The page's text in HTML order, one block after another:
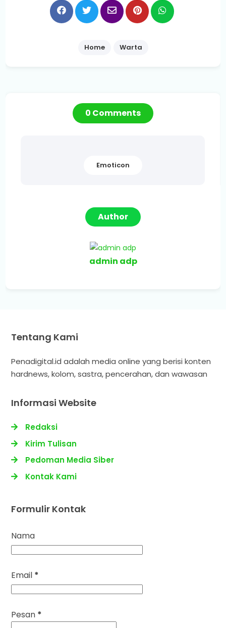
Home Warta
0 Comments
Emoticon
Author
admin adp
Tentang Kami
Penadigital.id adalah media online yang berisi konten
hardnews, kolom, sastra, pencerahan, dan wawasan
Informasi Website
Redaksi
Kirim Tulisan
Pedoman Media Siber
Kontak Kami
Formulir Kontak
Nama
Email *
Pesan *